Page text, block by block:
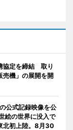
協定を締結 取り
売機」の展開を開
公式記録映像を公
絵の世界に没入で
北初上陸。8月30